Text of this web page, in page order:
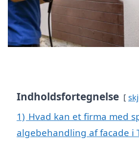
Indholdsfortegnelse
1) Hvad kan et firma med
algebehandling af facade i